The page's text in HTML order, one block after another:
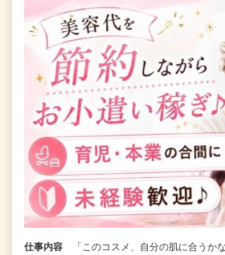
仕事内容
「このコスメ、自分の肌に合うか